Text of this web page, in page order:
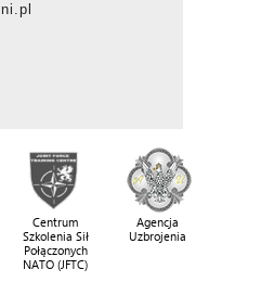
Centrum
Szkolenia Sił
Połączonych
NATO (JFTC)
Agencja
Uzbrojenia